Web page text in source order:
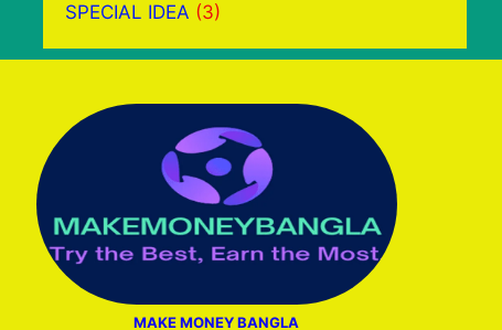
SPECIAL IDEA (3)
MAKE MONEY BANGLA